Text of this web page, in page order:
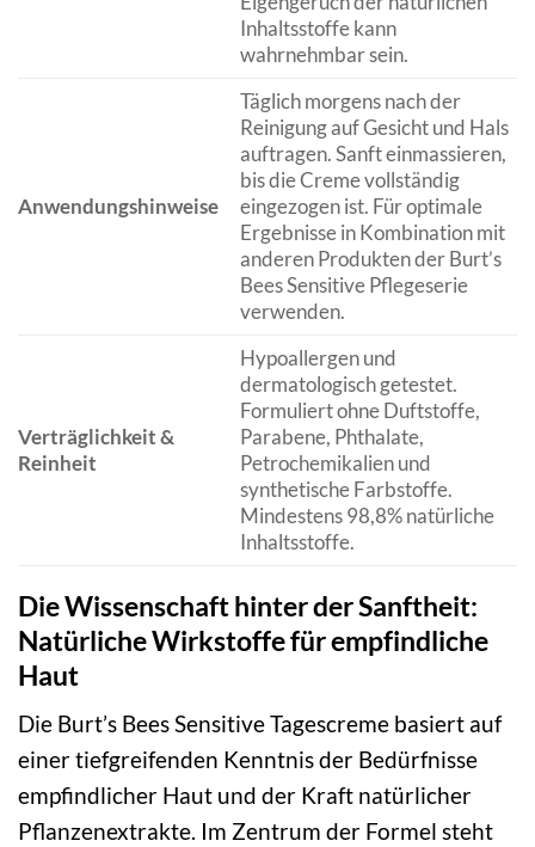
Inhaltsstoffe kann
wahrnehmbar sein.
Anwendungshinweise
Täglich morgens nach der
Reinigung auf Gesicht und Hals
auftragen. Sanft einmassieren,
bis die Creme vollständig
eingezogen ist. Für optimale
Ergebnisse in Kombination mit
anderen Produkten der Burt’s
Bees Sensitive Pflegeserie
verwenden.
Verträglichkeit &
Reinheit
Hypoallergen und
dermatologisch getestet.
Formuliert ohne Duftstoffe,
Parabene, Phthalate,
Petrochemikalien und
synthetische Farbstoffe.
Mindestens 98,8% natürliche
Inhaltsstoffe.
Die Wissenschaft hinter der Sanftheit:
Natürliche Wirkstoffe für empfindliche
Haut
Die Burt’s Bees Sensitive Tagescreme basiert auf
einer tiefgreifenden Kenntnis der Bedürfnisse
empfindlicher Haut und der Kraft natürlicher
Pflanzenextrakte. Im Zentrum der Formel steht